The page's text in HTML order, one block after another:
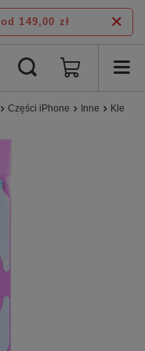
od 149,00 zł
Części iPhone Inne Klej do